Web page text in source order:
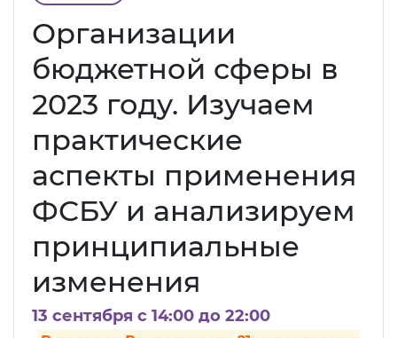
Организации
бюджетной сферы в
2023 году. Изучаем
практические
аспекты применения
ФСБУ и анализируем
принципиальные
изменения
13 сентября c 14:00 до 22:00